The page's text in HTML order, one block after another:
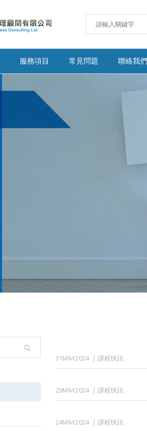
服務項目 常見問題 聯絡我們
31MAY2024 課程快訊
29MAY2024 課程快訊
24MAY2024 課程快訊